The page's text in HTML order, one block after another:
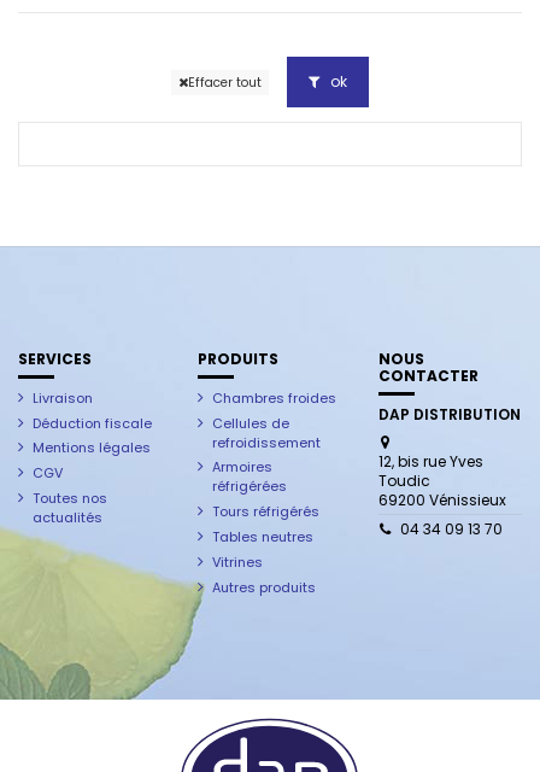
Effacer tout ok
SERVICES
Livraison
Déduction fiscale
Mentions légales
CGV
Toutes nos
actualités
PRODUITS
Chambres froides
Cellules de
refroidissement
Armoires
réfrigérées
Tours réfrigérés
Tables neutres
Vitrines
Autres produits
NOUS
CONTACTER
DAP DISTRIBUTION
12, bis rue Yves
Toudic
69200 Vénissieux
04 34 09 13 70